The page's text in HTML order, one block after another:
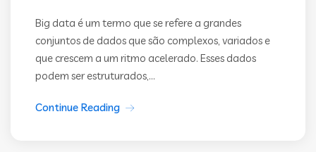
Big data é um termo que se refere a grandes
conjuntos de dados que são complexos, variados e
que crescem a um ritmo acelerado. Esses dados
podem ser estruturados,...
Continue Reading